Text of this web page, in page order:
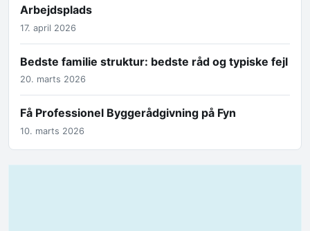
Arbejdsplads
17. april 2026
Bedste familie struktur: bedste råd og typiske fejl
20. marts 2026
Få Professionel Byggerådgivning på Fyn
10. marts 2026